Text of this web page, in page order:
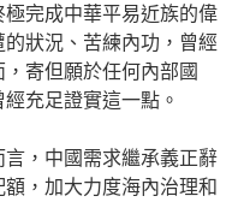
完成中華平易近族的偉
狀況、苦練內功，曾經
寄但願於任何內部國
充足證實這一點。
中國需求繼承義正辭
，加大力度海內治理和